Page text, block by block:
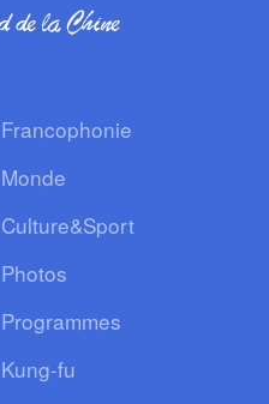
Francophonie
Monde
Culture&Sport
Photos
Programmes
Kung-fu